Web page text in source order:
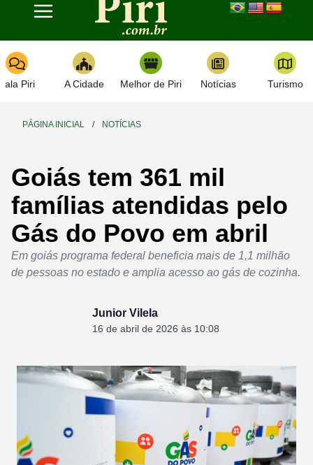
Toggle navigation
Piri A Cidade Melhor de Piri Notícias Turismo
PÁGINA INICIAL / NOTÍCIAS
Goiás tem 361 mil
famílias atendidas pelo
Gás do Povo em abril
Em goiás programa federal beneficia mais de 1,1 milhão
de pessoas no estado e amplia acesso ao gás de cozinha.
Junior Vilela
16 de abril de 2026 às 10:08